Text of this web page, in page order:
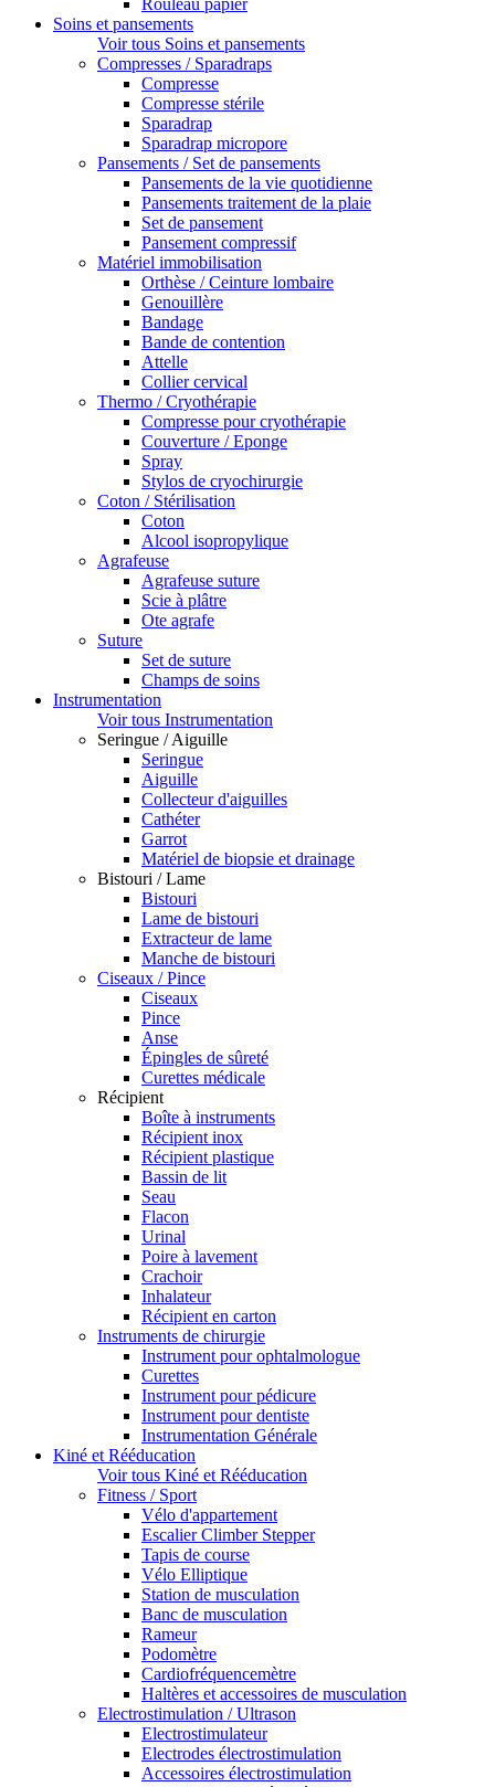
Rouleau papier
Soins et pansements
Voir tous Soins et pansements
Compresses / Sparadraps
Compresse
Compresse stérile
Sparadrap
Sparadrap micropore
Pansements / Set de pansements
Pansements de la vie quotidienne
Pansements traitement de la plaie
Set de pansement
Pansement compressif
Matériel immobilisation
Orthèse / Ceinture lombaire
Genouillère
Bandage
Bande de contention
Attelle
Collier cervical
Thermo / Cryothérapie
Compresse pour cryothérapie
Couverture / Eponge
Spray
Stylos de cryochirurgie
Coton / Stérilisation
Coton
Alcool isopropylique
Agrafeuse
Agrafeuse suture
Scie à plâtre
Ote agrafe
Suture
Set de suture
Champs de soins
Instrumentation
Voir tous Instrumentation
Seringue / Aiguille
Seringue
Aiguille
Collecteur d'aiguilles
Cathéter
Garrot
Matériel de biopsie et drainage
Bistouri / Lame
Bistouri
Lame de bistouri
Extracteur de lame
Manche de bistouri
Ciseaux / Pince
Ciseaux
Pince
Anse
Épingles de sûreté
Curettes médicale
Récipient
Boîte à instruments
Récipient inox
Récipient plastique
Bassin de lit
Seau
Flacon
Urinal
Poire à lavement
Crachoir
Inhalateur
Récipient en carton
Instruments de chirurgie
Instrument pour ophtalmologue
Curettes
Instrument pour pédicure
Instrument pour dentiste
Instrumentation Générale
Kiné et Rééducation
Voir tous Kiné et Rééducation
Fitness / Sport
Vélo d'appartement
Escalier Climber Stepper
Tapis de course
Vélo Elliptique
Station de musculation
Banc de musculation
Rameur
Podomètre
Cardiofréquencemètre
Haltères et accessoires de musculation
Electrostimulation / Ultrason
Electrostimulateur
Electrodes électrostimulation
Accessoires électrostimulation